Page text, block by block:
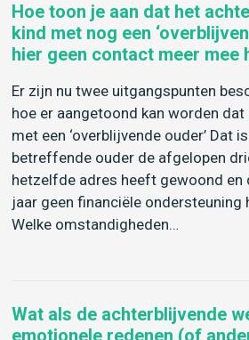
Hoe toon je aan dat het
kind met nog een
hier geen contact meer mee
Er zijn nu twee uitgangspunten
hoe er aangetoond kan worden
met een ‘overblijvende ouder’ Dat
betreffende ouder de afgelopen
hetzelfde adres heeft gewoond en
jaar geen financiële ondersteuning
Welke omstandigheden…
Wat als de achterblijvende
emotionele redenen (of